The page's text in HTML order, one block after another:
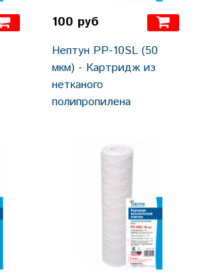
100 руб
Нептун PP-10SL (50
мкм) - Картридж из
нетканого
полипропилена